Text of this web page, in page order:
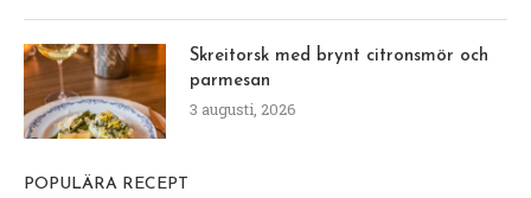
Skreitorsk med brynt citronsmör och
parmesan
3 augusti, 2026
POPULÄRA RECEPT